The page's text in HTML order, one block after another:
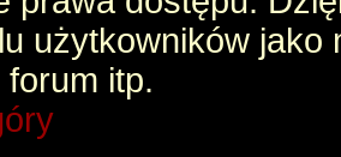
użytkowników
itp.